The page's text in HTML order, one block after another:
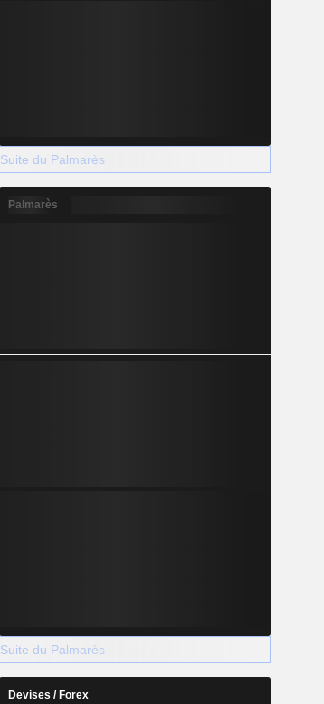
Suite du Palmarès
Palmarès
Suite du Palmarès
Devises / Forex